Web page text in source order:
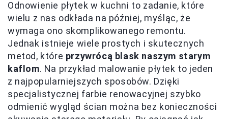
Odnowienie płytek w kuchni to zadanie, które
wielu z nas odkłada na później, myśląc, że
wymaga ono skomplikowanego remontu.
Jednak istnieje wiele prostych i skutecznych
metod, które przywrócą blask naszym starym
kaflom. Na przykład malowanie płytek to jeden
z najpopularniejszych sposobów. Dzięki
specjalistycznej farbie renowacyjnej szybko
odmienić wygląd ścian można bez konieczności